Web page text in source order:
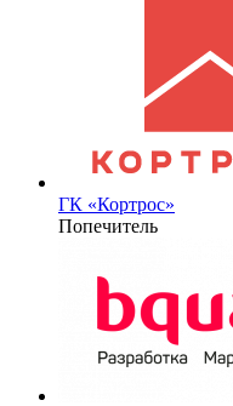
ГК «Кортрос»
Попечитель